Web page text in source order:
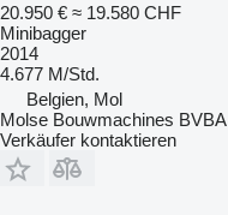
20.950 € ≈ 19.580 CHF
Minibagger
2014
4.677 M/Std.
Belgien, Mol
Molse Bouwmachines BVBA
Verkäufer kontaktieren